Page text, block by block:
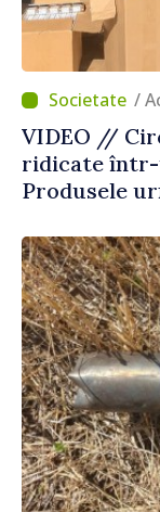
/
VIDEO //
ridicate într-
Produsele